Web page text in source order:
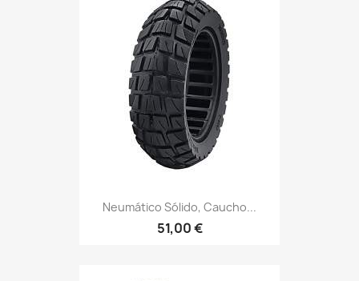
Neumático Sólido, Caucho...
51,00 €